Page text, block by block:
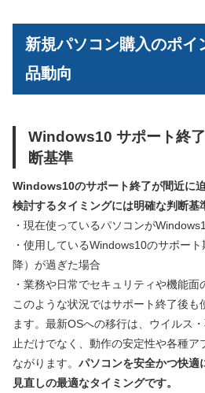
新規パソコン購入のポイ
品動向
Windows10 サポート終
断基準
Windows10のサポート終了が間近に
検討するタイミングには明確な判断基
・現在使っているパソコンが
・使用しているWindows10のサポー
降）が過ぎた場合
・業務や日常でセキュリティや機能面
このような状況ではサポート終了後も
ます。最新OSへの移行は、ウイルス
止だけでなく、動作の安定性や各種
ながります。 パソコンを安全かつ快適
見直しの最適なタイミングです。